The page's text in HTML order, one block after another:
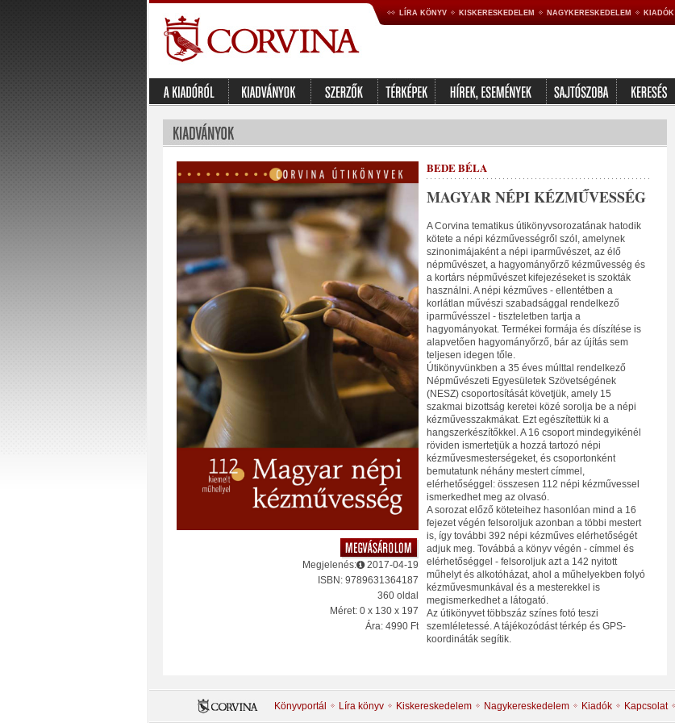
LÍRA KÖNYV KISKERESKEDELEM NAGYKERESKEDELEM KIADÓK
Megjelenés:
2017-04-19
ISBN: 9789631364187
360 oldal
Méret: 0 x 130 x 197
Ára: 4990 Ft
BEDE BÉLA
MAGYAR NÉPI KÉZMŰVESSÉG
A Corvina tematikus útikönyvsorozatának hatodik
kötete a népi kézművességről szól, amelynek
szinonimájaként a népi iparművészet, az élő
népművészet, a hagyományőrző kézművesség és
a kortárs népművészet kifejezéseket is szokták
használni. A népi kézműves - ellentétben a
korlátlan művészi szabadsággal rendelkező
iparművésszel - tiszteletben tartja a
hagyományokat. Termékei formája és díszítése is
alapvetően hagyományőrző, bár az újítás sem
teljesen idegen tőle.
Útikönyvünkben a 35 éves múlttal rendelkező
Népművészeti Egyesületek Szövetségének
(NESZ) csoportosítását követjük, amely 15
szakmai bizottság keretei közé sorolja be a népi
kézművesszakmákat. Ezt egészítettük ki a
hangszerkészítőkkel. A 16 csoport mindegyikénél
röviden ismertetjük a hozzá tartozó népi
kézművesmesterségeket, és csoportonként
bemutatunk néhány mestert címmel,
elérhetőséggel: összesen 112 népi kézművessel
ismerkedhet meg az olvasó.
A sorozat előző köteteihez hasonlóan mind a 16
fejezet végén felsoroljuk azonban a többi mestert
is, így további 392 népi kézműves elérhetőségét
adjuk meg. Továbbá a könyv végén - címmel és
elérhetőséggel - felsoroljuk azt a 142 nyitott
műhelyt és alkotóházat, ahol a műhelyekben folyó
kézművesmunkával és a mesterekkel is
megismerkedhet a látogató.
Az útikönyvet többszáz színes fotó teszi
szemléletessé. A tájékozódást térkép és GPS-
koordináták segítik.
Könyvportál Líra könyv Kiskereskedelem Nagykereskedelem Kiadók Kapcsolat